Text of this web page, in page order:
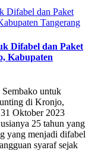
Difabel dan Paket
Kabupaten
untuk
di Kronjo,
Oktober 2023
25 tahun yang
yang menjadi difabel
syaraf sejak